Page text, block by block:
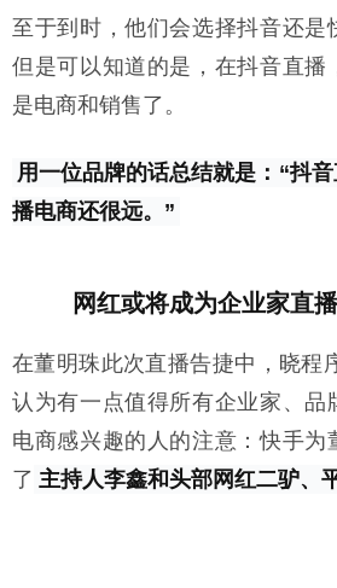
至于到时，他们会选择抖音还是
但是可以知道的是，在抖音直播
是电商和销售了。
用一位品牌的话总结就是：“抖
播电商还很远。”
网红或将成为企业家直
在董明珠此次直播告捷中，晓程
认为有一点值得所有企业家、品
电商感兴趣的人的注意：快手为
了 主持人李鑫和头部网红二驴、